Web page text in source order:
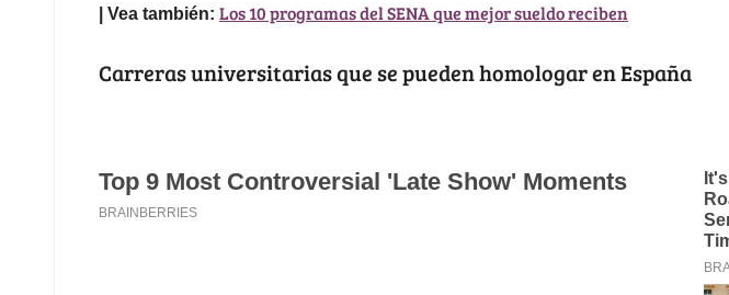
| Vea también: Los 10 programas del SENA que mejor sueldo reciben
Carreras universitarias que se pueden homologar en España